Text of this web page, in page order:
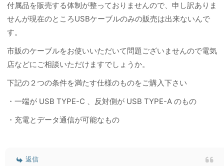
付属品を販売する体制が整っておりませんので、申し訳ありま
せんが現在のところUSBケーブルのみの販売は出来ないんで
す。
市販のケーブルをお使いいただいて問題ございませんので電気
店などにご相談いただけますでしょうか。
下記の２つの条件を満たす仕様のものをご購入下さい
・一端が USB TYPE-C 、反対側が USB TYPE-A のもの
・充電とデータ通信が可能なもの
返信